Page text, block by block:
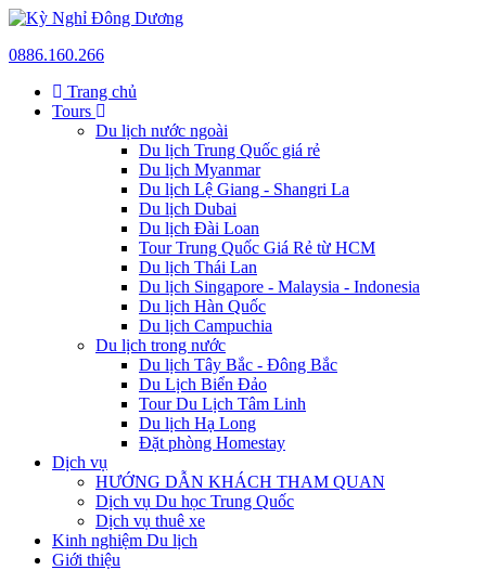
0886.160.266
Trang chủ
Tours
Du lịch nước ngoài
Du lịch Trung Quốc giá rẻ
Du lịch Myanmar
Du lịch Lệ Giang - Shangri La
Du lịch Dubai
Du lịch Đài Loan
Tour Trung Quốc Giá Rẻ từ HCM
Du lịch Thái Lan
Du lịch Singapore - Malaysia - Indonesia
Du lịch Hàn Quốc
Du lịch Campuchia
Du lịch trong nước
Du lịch Tây Bắc - Đông Bắc
Du Lịch Biển Đảo
Tour Du Lịch Tâm Linh
Du lịch Hạ Long
Đặt phòng Homestay
Dịch vụ
HƯỚNG DẪN KHÁCH THAM QUAN
Dịch vụ Du học Trung Quốc
Dịch vụ thuê xe
Kinh nghiệm Du lịch
Giới thiệu